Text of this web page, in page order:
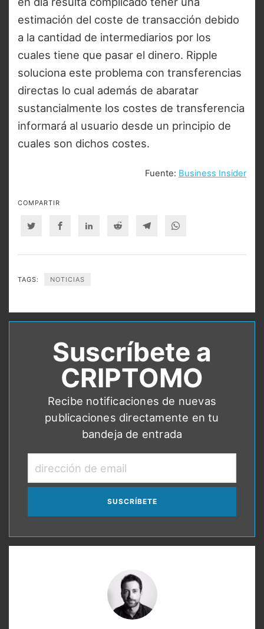
estimación del coste de transacción debido
a la cantidad de intermediarios por los
cuales tiene que pasar el dinero. Ripple
soluciona este problema con transferencias
directas lo cual además de abaratar
sustancialmente los costes de transferencia
informará al usuario desde un principio de
cuales son dichos costes.
Fuente: Business Insider
COMPARTIR
Twitter FacebookLinkedin Reddit Telegram
TAGS: NOTICIAS
Suscríbete a
CRIPTOMO
Recibe notificaciones de nuevas
publicaciones directamente en tu
bandeja de entrada
dirección